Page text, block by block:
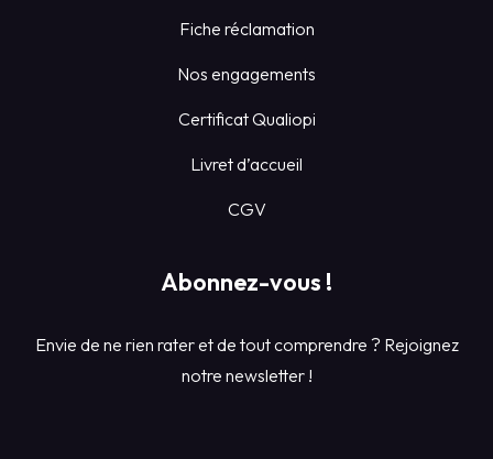
Fiche réclamation
Nos engagements
Certificat Qualiopi
Livret d’accueil
CGV
Abonnez-vous !
Envie de ne rien rater et de tout comprendre ? Rejoignez
notre newsletter !